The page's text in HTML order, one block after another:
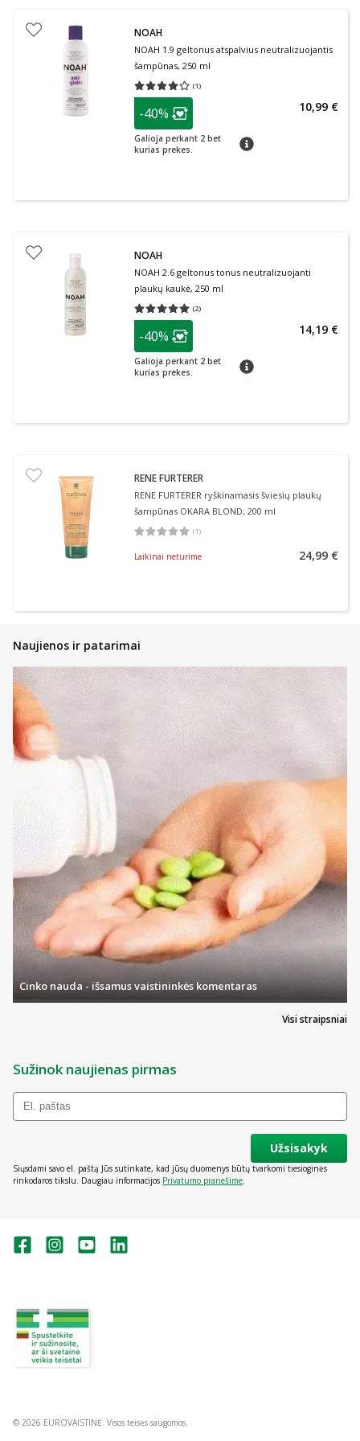
NOAH
NOAH 1.9 geltonus atspalvius neutralizuojantis
šampūnas, 250 ml
(1)
Vidutinis įvertinimas 4.00
patarimas
Lojalumo klubo narių nuolaida
-40%
Galioja perkant 2 bet
kurias prekes.
patarimas
10,99 €
NOAH
NOAH 2.6 geltonus tonus neutralizuojanti
plaukų kaukė, 250 ml
(2)
Vidutinis įvertinimas 5.00
patarimas
Lojalumo klubo narių nuolaida
-40%
Galioja perkant 2 bet
kurias prekes.
patarimas
14,19 €
RENE FURTERER
RENE FURTERER ryškinamasis šviesių plaukų
šampūnas OKARA BLOND, 200 ml
(1)
Vidutinis įvertinimas 5.00
Laikinai neturime 24,99 €
Naujienos ir patarimai
Visi straipsniai
Cinko nauda - išsamus vaistininkės komentaras
Sužinok naujienas pirmas
Užsisakyk
Siųsdami savo el. paštą Jūs sutinkate, kad jūsų duomenys būtų tvarkomi tiesioginės
rinkodaros tikslu. Daugiau informacijos Privatumo pranešime.
© 2026 EUROVAISTINĖ. Visos teisės saugomos.